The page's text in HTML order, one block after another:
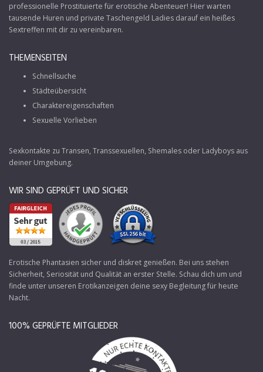
professionelle Prostituierte für erotische Abenteuer! Hier warten
tausende Huren und private Taschengeld Ladies darauf ein heißes
Sextreffen mit dir zu vereinbaren.
THEMENSEITEN
Schnellsuche
Städteübersicht
Charaktereigenschaften
Sexuelle Vorlieben
Sexkontakte zu Transen, Transsexuellen, Shemales oder Ladyboys aus
deiner Umgebung.
WIR SIND GEPRÜFT UND SICHER
Erotische Phantasien sicher und diskret genießen. Bei uns stehen
Sicherheit, Seriosität und Qualität an erster Stelle. Schau dich um und
finde unter unseren Erotikanzeigen deine sexy Begleitung für heute
Nacht.
100% GEPRÜFTE MITGLIEDER